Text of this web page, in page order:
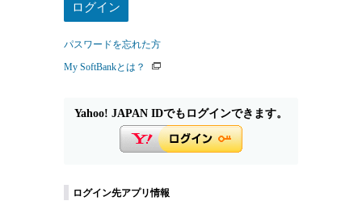
パスワードを忘れた方
My SoftBankとは？
Yahoo! JAPAN IDでもログインできます。
ログイン先アプリ情報